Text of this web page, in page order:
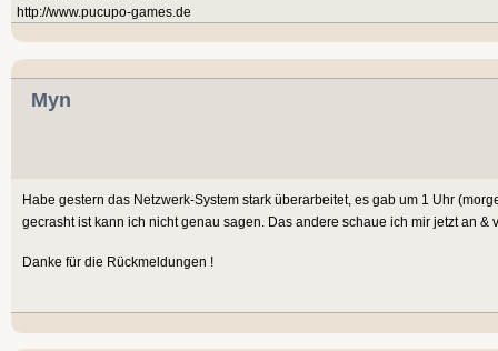
http://www.pucupo-games.de
Myn
Habe gestern das Netzwerk-System stark überarbeitet, es gab um 1 Uhr
gecrasht ist kann ich nicht genau sagen. Das andere schaue ich mir jetzt an &
Danke für die Rückmeldungen !